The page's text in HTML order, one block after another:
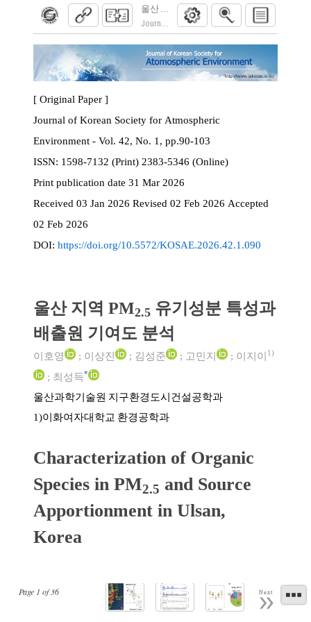
울산 지역 PM2.5 유기성분 특성과 배출원
Journal of Korean Society for Atmospheric
Page 1 of36 Next
[ Original Paper ]
Journal of Korean Society for Atmospheric
Environment - Vol. 42, No. 1, pp.90-103
ISSN:
1598-7132 (Print) 2383-5346 (Online)
Print publication date 31 Mar 2026
Received 03 Jan 2026 Revised 02 Feb 2026 Accepted
02 Feb 2026
DOI: https://doi.org/10.5572/KOSAE.2026.42.1.090
울산 지역 PM2.5 유기성분 특성과
배출원 기여도 분석
이호영 ; 이상진 ; 김성준 ; 고민지 ; 이지이 1)
; 최성득*
울산과학기술원 지구환경도시건설공학과
1)이화여자대학교 환경공학과
Characterization of Organic
Species in PM2.5 and Source
Apportionment in Ulsan,
Korea